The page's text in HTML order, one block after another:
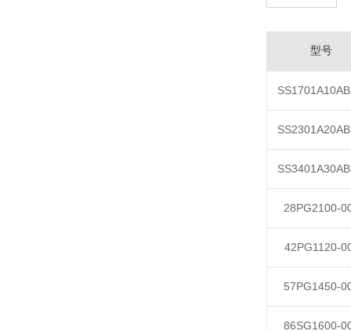
型号
28PG2100-
42PG1120-
57PG1450-
86SG1600-